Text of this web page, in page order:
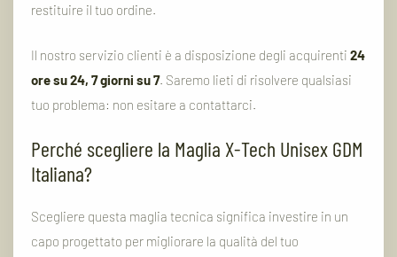
restituire il tuo ordine.
Il nostro servizio clienti è a disposizione degli acquirenti 24
ore su 24, 7 giorni su 7. Saremo lieti di risolvere qualsiasi
tuo problema: non esitare a contattarci.
Perché scegliere la Maglia X-Tech Unisex GDM
Italiana?
Scegliere questa maglia tecnica significa investire in un
capo progettato per migliorare la qualità del tuo